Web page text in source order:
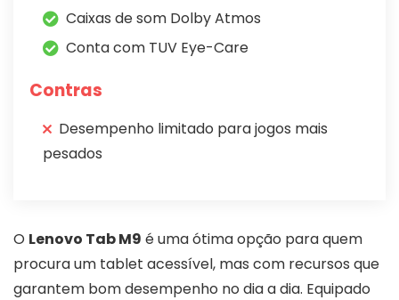
Caixas de som Dolby Atmos
Conta com TUV Eye-Care
Contras
Desempenho limitado para jogos mais
pesados
O Lenovo Tab M9 é uma ótima opção para quem
procura um tablet acessível, mas com recursos que
garantem bom desempenho no dia a dia. Equipado